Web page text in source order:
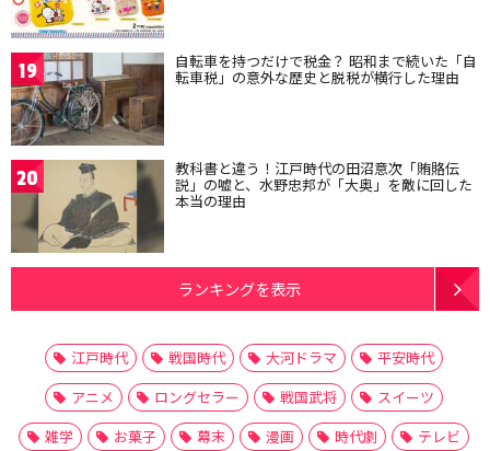
19 自転車を持つだけで税金？ 昭和まで続いた「自
転車税」の意外な歴史と脱税が横行した理由
20 教科書と違う！江戸時代の田沼意次「賄賂伝
説」の嘘と、水野忠邦が「大奥」を敵に回した
本当の理由
ランキングを表示
江戸時代 戦国時代 大河ドラマ
平安時代
アニメ
ロングセラー 戦国武将
スイーツ
雑学
お菓子 幕末 漫画 時代劇
テレビ